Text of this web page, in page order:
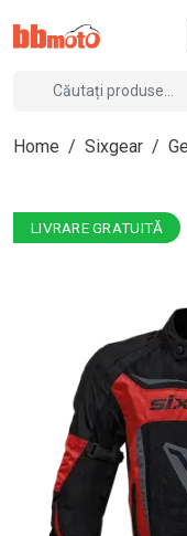
Home / Sixgear /
LIVRARE GRATUITĂ